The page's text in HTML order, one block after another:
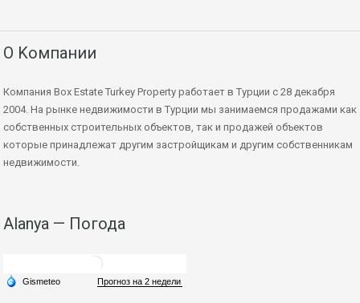
О Kомпании
Компания Box Estate Turkey Property работает в Турции с 28 декабря
2004. На рынке недвижимости в Турции мы занимаемся продажами как
собственных строительных объектов, так и продажей объектов
которые принадлежат другим застройщикам и другим собственникам
недвижимости.
Alanya — Погода